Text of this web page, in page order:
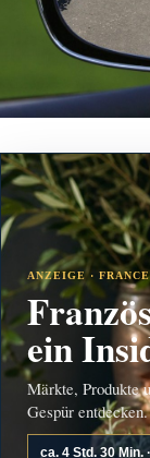
ANZEIGE ·
ein
Märkte, Produkte
Gespür entdecken.
ca. 4 Std. 30 Min.